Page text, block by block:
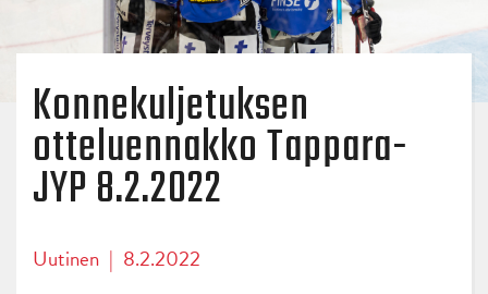
Konnekuljetuksen
otteluennakko Tappara-
JYP 8.2.2022
Uutinen | 8.2.2022